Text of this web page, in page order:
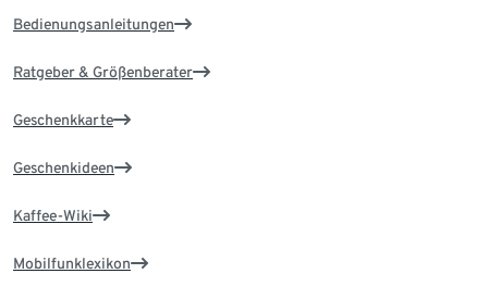
Bedienungsanleitungen
Ratgeber & Größenberater
Geschenkkarte
Geschenkideen
Kaffee-Wiki
Mobilfunklexikon